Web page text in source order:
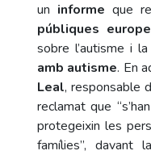
un informe que
públiques
sobre l’autisme i la
amb autisme. En
Leal, responsable
reclamat que
protegeixin les
famílies”, davant la